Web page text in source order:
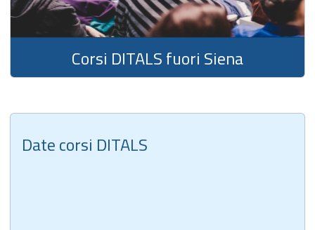
Corsi DITALS fuori Siena
Date corsi DITALS